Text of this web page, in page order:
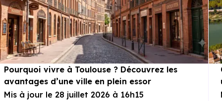
Pourquoi vivre à Toulouse ? Découvrez les
avantages d’une ville en plein essor
Mis à jour le 28 juillet 2026 à 16h15